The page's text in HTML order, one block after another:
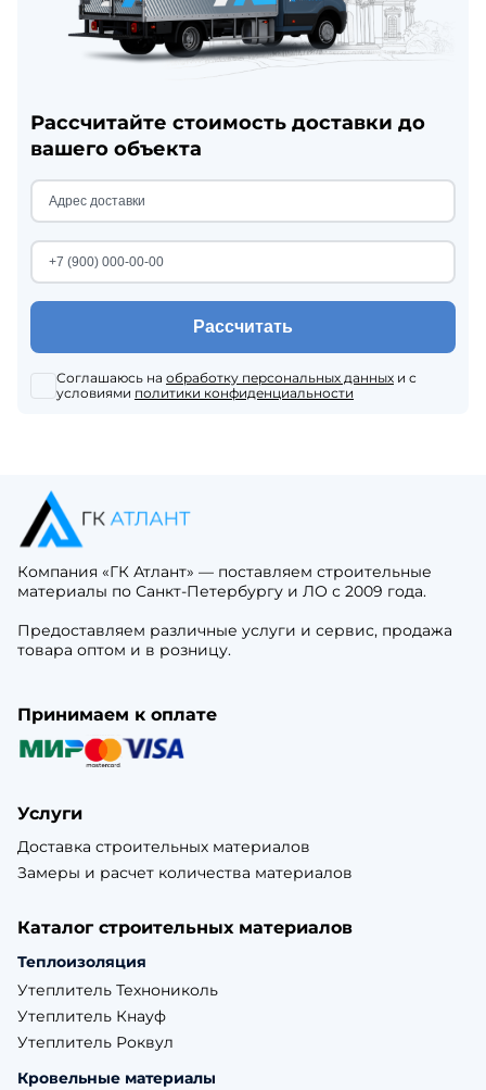
Рассчитайте стоимость доставки до
вашего объекта
Рассчитать
Соглашаюсь на обработку персональных данных и с
условиями политики конфиденциальности
Компания «ГК Атлант» — поставляем строительные
материалы по Санкт-Петербургу и ЛО с 2009 года.
Предоставляем различные услуги и сервис, продажа
товара оптом и в розницу.
Принимаем к оплате
Услуги
Доставка строительных материалов
Замеры и расчет количества материалов
Каталог строительных материалов
Теплоизоляция
Утеплитель Технониколь
Утеплитель Кнауф
Утеплитель Роквул
Кровельные материалы